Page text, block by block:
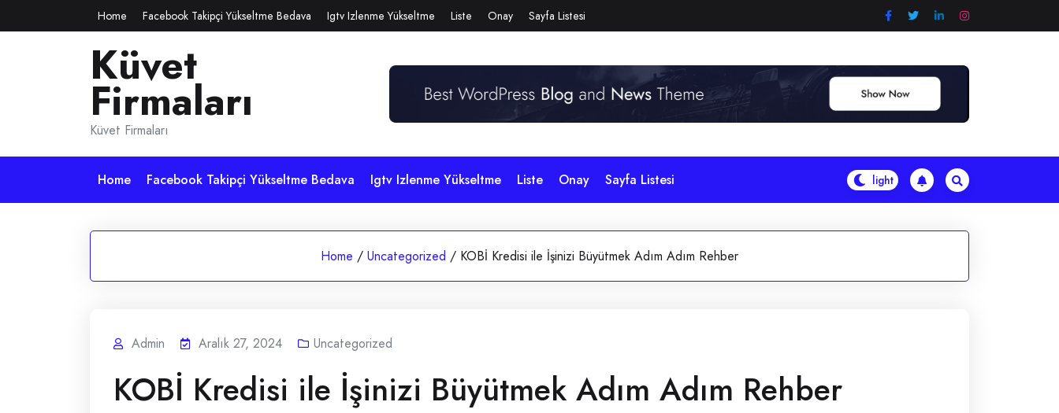
to
Home Facebook Takipçi Yükseltme Bedava Igtv Izlenme Yükseltme Liste Onay Sayfa Listesi
Küvet
Firmaları
Küvet Firmaları
Home Facebook Takipçi Yükseltme Bedava Igtv Izlenme Yükseltme Liste Onay Sayfa Listesi
Home / Uncategorized / KOBİ Kredisi ile İşinizi Büyütmek Adım Adım Rehber
Admin Aralık 27, 2024 Uncategorized
KOBİ Kredisi ile İşinizi Büyütmek Adım Adım Rehber